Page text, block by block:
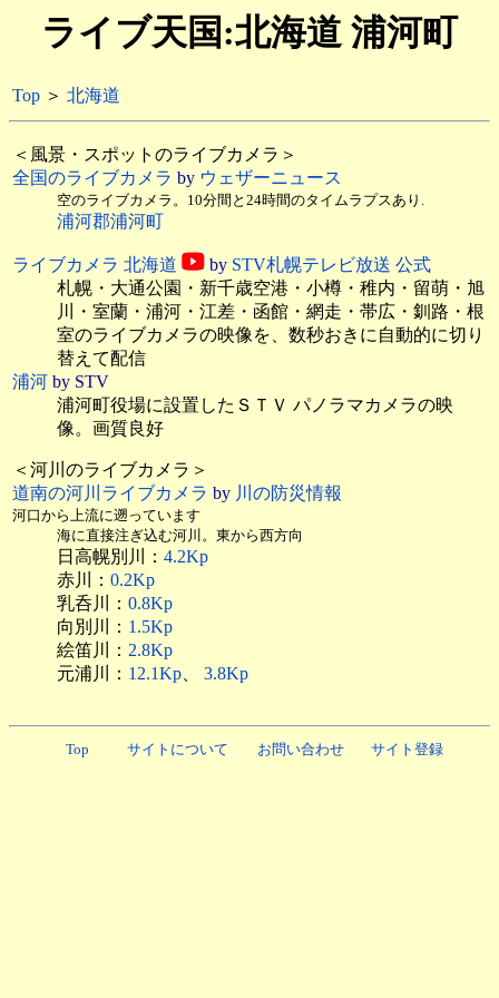
ライブ天国:北海道 浦河町
Top ＞ 北海道
＜風景・スポットのライブカメラ＞
全国のライブカメラ by ウェザーニュース
空のライブカメラ。10分間と24時間のタイムラプスあり.
浦河郡浦河町
ライブカメラ 北海道 by STV札幌テレビ放送 公式
札幌・大通公園・新千歳空港・小樽・稚内・留萌・旭
川・室蘭・浦河・江差・函館・網走・帯広・釧路・根
室のライブカメラの映像を、数秒おきに自動的に切り
替えて配信
浦河 by STV
浦河町役場に設置したＳＴＶ パノラマカメラの映
像。画質良好
＜河川のライブカメラ＞
道南の河川ライブカメラ by 川の防災情報
河口から上流に遡っています
海に直接注ぎ込む河川。東から西方向
日高幌別川： 4.2Kp
赤川： 0.2Kp
乳呑川： 0.8Kp
向別川： 1.5Kp
絵笛川： 2.8Kp
元浦川： 12.1Kp、 3.8Kp
Top サイトについて お問い合わせ サイト登録